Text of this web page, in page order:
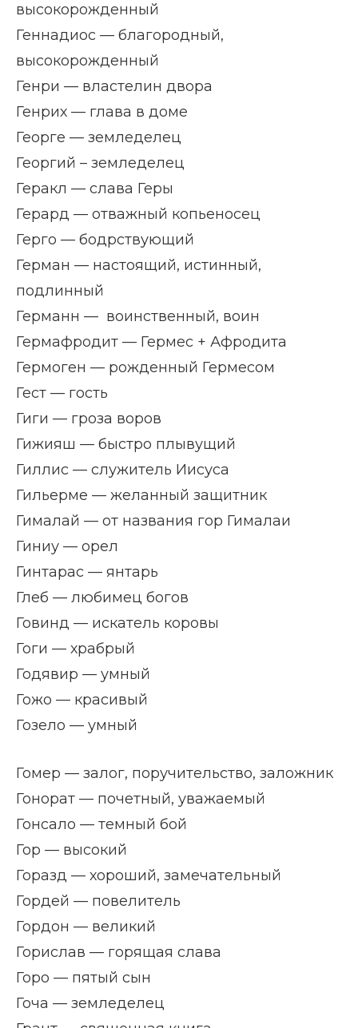
высокорожденный
Геннадиос — благородный,
высокорожденный
Генри — властелин двора
Генрих — глава в доме
Георге — земледелец
Георгий – земледелец
Геракл — слава Геры
Герард — отважный копьеносец
Герго — бодрствующий
Герман — настоящий, истинный,
подлинный
Германн — воинственный, воин
Гермафродит — Гермес + Афродита
Гермоген — рожденный Гермесом
Гест — гость
Гиги — гроза воров
Гижияш — быстро плывущий
Гиллис — служитель Иисуса
Гильерме — желанный защитник
Гималай — от названия гор Гималаи
Гиниу — орел
Гинтарас — янтарь
Глеб — любимец богов
Говинд — искатель коровы
Гоги — храбрый
Годявир — умный
Гожо — красивый
Гозело — умный
Гомер — залог, поручительство, заложник
Гонорат — почетный, уважаемый
Гонсало — темный бой
Гор — высокий
Горазд — хороший, замечательный
Гордей — повелитель
Гордон — великий
Горислав — горящая слава
Горо — пятый сын
Гоча — земледелец